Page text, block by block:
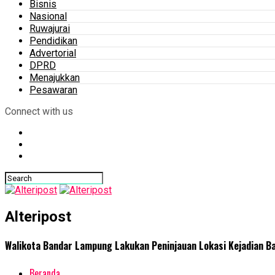
Bisnis
Nasional
Ruwajurai
Pendidikan
Advertorial
DPRD
Menajukkan
Pesawaran
Connect with us
Alteripost
Walikota Bandar Lampung Lakukan Peninjauan Lokasi Kejadian